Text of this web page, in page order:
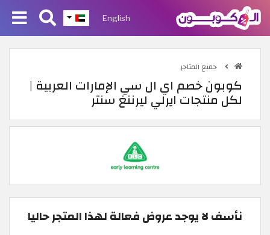
English
جميع المتاجر
كوبون خصم اي ال سي الإمارات العربية |
لكل منتجات ايرلي ليرننغ سنتر
نأسف لا يوجد عروض فعالة لهذا المتجر حاليا